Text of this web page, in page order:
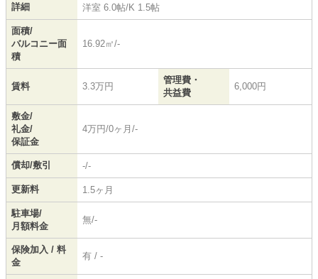
詳細
洋室 6.0帖/K 1.5帖
面積/
バルコニー面
積
16.92㎡/-
賃料 3.3万円
管理費・
共益費
6,000円
敷金/
礼金/
保証金
4万円/0ヶ月/-
償却/敷引 -/-
更新料 1.5ヶ月
駐車場/
月額料金
無/-
保険加入 / 料
金
有 / -